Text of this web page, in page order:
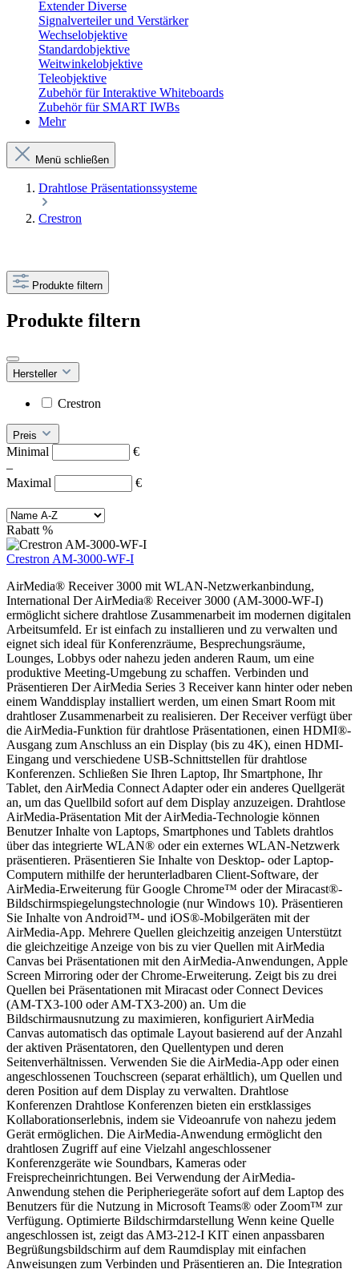
Extender Diverse
Signalverteiler und Verstärker
Wechselobjektive
Standardobjektive
Weitwinkelobjektive
Teleobjektive
Zubehör für Interaktive Whiteboards
Zubehör für SMART IWBs
Mehr
Menü schließen
Drahtlose Präsentationssysteme
Crestron
Produkte filtern
Produkte filtern
Hersteller
Crestron
Preis
Minimal
€
–
Maximal
€
Rabatt %
Crestron AM-3000-WF-I
AirMedia® Receiver 3000 mit WLAN-Netzwerkanbindung,
International Der AirMedia® Receiver 3000 (AM-3000-WF-I)
ermöglicht sichere drahtlose Zusammenarbeit im modernen digitalen
Arbeitsumfeld. Er ist einfach zu installieren und zu verwalten und
eignet sich ideal für Konferenzräume, Besprechungsräume,
Lounges, Lobbys oder nahezu jeden anderen Raum, um eine
produktive Meeting-Umgebung zu schaffen. Verbinden und
Präsentieren Der AirMedia Series 3 Receiver kann hinter oder neben
einem Wanddisplay installiert werden, um einen Smart Room mit
drahtloser Zusammenarbeit zu realisieren. Der Receiver verfügt über
die AirMedia-Funktion für drahtlose Präsentationen, einen HDMI®-
Ausgang zum Anschluss an ein Display (bis zu 4K), einen HDMI-
Eingang und verschiedene USB-Schnittstellen für drahtlose
Konferenzen. Schließen Sie Ihren Laptop, Ihr Smartphone, Ihr
Tablet, den AirMedia Connect Adapter oder ein anderes Quellgerät
an, um das Quellbild sofort auf dem Display anzuzeigen. Drahtlose
AirMedia-Präsentation Mit der AirMedia-Technologie können
Benutzer Inhalte von Laptops, Smartphones und Tablets drahtlos
über das integrierte WLAN® oder ein externes WLAN-Netzwerk
präsentieren. Präsentieren Sie Inhalte von Desktop- oder Laptop-
Computern mithilfe der herunterladbaren Client-Software, der
AirMedia-Erweiterung für Google Chrome™ oder der Miracast®-
Bildschirmspiegelungstechnologie (nur Windows 10). Präsentieren
Sie Inhalte von Android™- und iOS®-Mobilgeräten mit der
AirMedia-App. Mehrere Quellen gleichzeitig anzeigen Unterstützt
die gleichzeitige Anzeige von bis zu vier Quellen mit AirMedia
Canvas bei Präsentationen mit den AirMedia-Anwendungen, Apple
Screen Mirroring oder der Chrome-Erweiterung. Zeigt bis zu drei
Quellen bei Präsentationen mit Miracast oder Connect Devices
(AM-TX3-100 oder AM-TX3-200) an. Um die
Bildschirmausnutzung zu maximieren, konfiguriert AirMedia
Canvas automatisch das optimale Layout basierend auf der Anzahl
der aktiven Präsentatoren, den Quellentypen und deren
Seitenverhältnissen. Verwenden Sie die AirMedia-App oder einen
angeschlossenen Touchscreen (separat erhältlich), um Quellen und
deren Position auf dem Display zu verwalten. Drahtlose
Konferenzen Drahtlose Konferenzen bieten ein erstklassiges
Kollaborationserlebnis, indem sie Videoanrufe von nahezu jedem
Gerät ermöglichen. Die AirMedia-Anwendung ermöglicht den
drahtlosen Zugriff auf eine Vielzahl angeschlossener
Konferenzgeräte wie Soundbars, Kameras oder
Freisprecheinrichtungen. Bei Verwendung der AirMedia-
Anwendung stehen die Peripheriegeräte sofort auf dem Laptop des
Benutzers für die Nutzung in Microsoft Teams® oder Zoom™ zur
Verfügung. Optimierte Bildschirmdarstellung Wenn keine Quelle
angeschlossen ist, zeigt das AM3-212-I KIT einen anpassbaren
Begrüßungsbildschirm auf dem Raumdisplay mit einfachen
Anweisungen zum Verbinden und Präsentieren an. Die Integration